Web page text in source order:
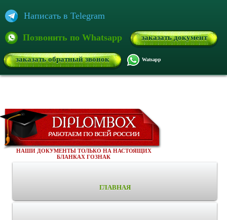
Написать в Telegram
Позвонить по Whatsapp заказать документ
заказать обратный звонок Watsapp
НАШИ ДОКУМЕНТЫ ТОЛЬКО НА НАСТОЯЩИХ
БЛАНКАХ ГОЗНАК
ГЛАВНАЯ